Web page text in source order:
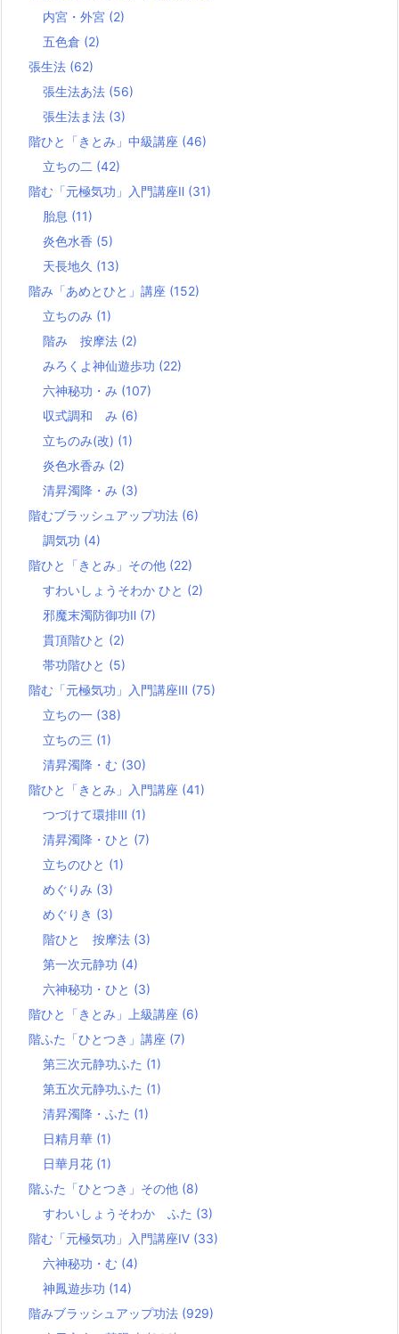
内宮・外宮 (2)
五色倉 (2)
張生法 (62)
張生法あ法 (56)
張生法ま法 (3)
階ひと「きとみ」中級講座 (46)
立ちの二 (42)
階む「元極気功」入門講座Ⅱ (31)
胎息 (11)
炎色水香 (5)
天長地久 (13)
階み「あめとひと」講座 (152)
立ちのみ (1)
階み 按摩法 (2)
みろくよ神仙遊歩功 (22)
六神秘功・み (107)
収式調和 み (6)
立ちのみ(改) (1)
炎色水香み (2)
清昇濁降・み (3)
階むブラッシュアップ功法 (6)
調気功 (4)
階ひと「きとみ」その他 (22)
すわいしょうそわか ひと (2)
邪魔末濁防御功Ⅱ (7)
貫頂階ひと (2)
帯功階ひと (5)
階む「元極気功」入門講座Ⅲ (75)
立ちの一 (38)
立ちの三 (1)
清昇濁降・む (30)
階ひと「きとみ」入門講座 (41)
つづけて環排Ⅲ (1)
清昇濁降・ひと (7)
立ちのひと (1)
めぐりみ (3)
めぐりき (3)
階ひと 按摩法 (3)
第一次元静功 (4)
六神秘功・ひと (3)
階ひと「きとみ」上級講座 (6)
階ふた「ひとつき」講座 (7)
第三次元静功ふた (1)
第五次元静功ふた (1)
清昇濁降・ふた (1)
日精月華 (1)
日華月花 (1)
階ふた「ひとつき」その他 (8)
すわいしょうそわか ふた (3)
階む「元極気功」入門講座Ⅳ (33)
六神秘功・む (4)
神鳳遊歩功 (14)
階みブラッシュアップ功法 (929)